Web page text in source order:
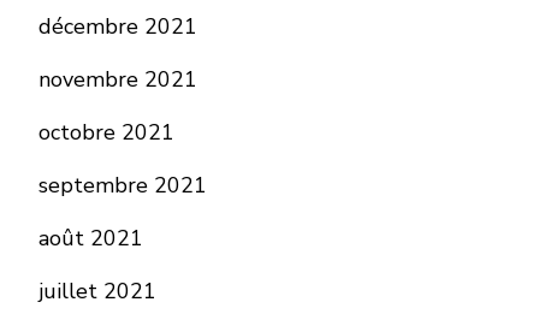
décembre 2021
novembre 2021
octobre 2021
septembre 2021
août 2021
juillet 2021